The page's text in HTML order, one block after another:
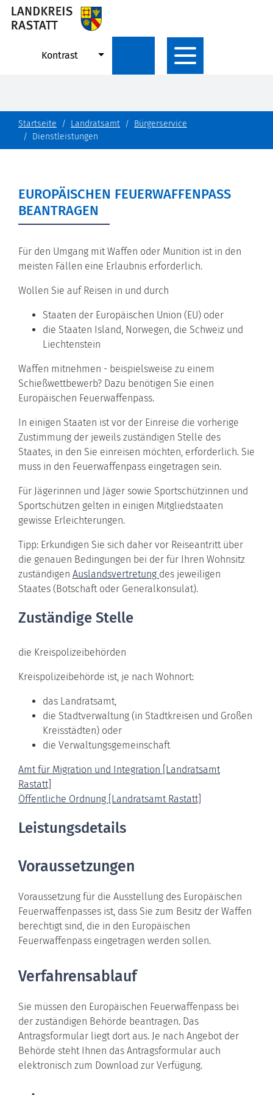
Kontrast
Startseite Landratsamt
Bürgerservice
Dienstleistungen
EUROPÄISCHEN FEUERWAFFENPASS
BEANTRAGEN
Für den Umgang mit Waffen oder Munition ist in den
meisten Fällen eine Erlaubnis erforderlich.
Wollen Sie auf Reisen in und durch
Staaten der Europäischen Union (EU) oder
die Staaten Island, Norwegen, die Schweiz und
Liechtenstein
Waffen mitnehmen - beispielsweise zu einem
Schießwettbewerb? Dazu benötigen Sie einen
Europäischen Feuerwaffenpass.
In einigen Staaten ist vor der Einreise die vorherige
Zustimmung der jeweils zuständigen Stelle des
Staates, in den Sie einreisen möchten, erforderlich. Sie
muss in den Feuerwaffenpass eingetragen sein.
Für Jägerinnen und Jäger sowie Sportschützinnen und
Sportschützen gelten in einigen Mitgliedstaaten
gewisse Erleichterungen.
Tipp: Erkundigen Sie sich daher vor Reiseantritt über
die genauen Bedingungen bei der für Ihren Wohnsitz
zuständigen Auslandsvertretung des jeweiligen
Staates (Botschaft oder Generalkonsulat).
Zuständige Stelle
die Kreispolizeibehörden
Kreispolizeibehörde ist, je nach Wohnort:
das Landratsamt,
die Stadtverwaltung (in Stadtkreisen und Großen
Kreisstädten) oder
die Verwaltungsgemeinschaft
Amt für Migration und Integration [Landratsamt
Rastatt]
Öffentliche Ordnung [Landratsamt Rastatt]
Leistungsdetails
Voraussetzungen
Voraussetzung für die Ausstellung des Europäischen
Feuerwaffenpasses ist, dass Sie zum Besitz der Waffen
berechtigt sind, die in den Europäischen
Feuerwaffenpass eingetragen werden sollen.
Verfahrensablauf
Sie müssen den Europäischen Feuerwaffenpass bei
der zuständigen Behörde beantragen. Das
Antragsformular liegt dort aus. Je nach Angebot der
Behörde steht Ihnen das Antragsformular auch
elektronisch zum Download zur Verfügung.